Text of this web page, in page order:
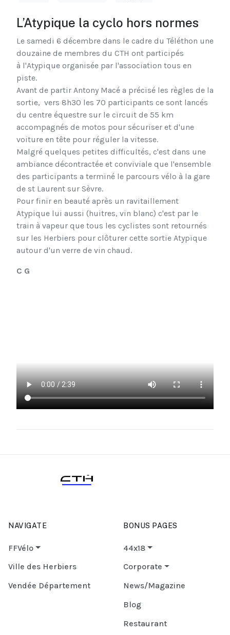
L’Atypique la cyclo hors normes
Le samedi 6 décembre dans le cadre du Téléthon une
douzaine de membres du CTH ont participés
à l'Atypique organisée par l'association tous en
piste.
Avant de partir Antony Macé a précisé les règles de la
sortie, vers 8h30 les 70 participants ce sont lancés
du centre équestre sur le circuit de 55 km
accompagnés de motos pour sécuriser et d'une
voiture en tête pour réguler la vitesse.
Malgré quelques petites difficultés, c'est dans une
ambiance décontractée et conviviale que l'ensemble
des participants a terminé le parcours vélo à la gare
de st Laurent sur Sèvre.
Pour finir en beauté après un ravitaillement
Atypique lui aussi (huitres, vin blanc) c'est par le
train à vapeur que tous les cyclistes sont retournés
sur les Herbiers pour clôturer cette sortie Atypique
autour d'un verre de vin chaud.
C G
NAVIGATE
FFVélo
Ville des Herbiers
Vendée Département
BONUS PAGES
44x18
Corporate
News/Magazine
Blog
Restaurant